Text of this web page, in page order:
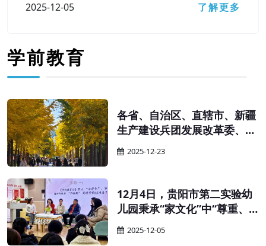
果，获评“2025年度智慧招录较好本科高校”荣誉称
2025-12-05 了解更多
学前教育
各省、自治区、直辖市、新疆
生产建设兵团发展改革委、教
育厅（教委、教育局）、财政
厅（局）：为贯彻落实《中华
好促进学前教育普及普惠安全
优质发展，有效降低人民群众
保育教育成本，完善生育支持
政策体系，经商国家卫生健康
2025-12-23
12月4日，贵阳市第二实验幼
儿园秉承“家文化”中“尊重、
和谐、互助”的核心特质，以
“科学幼小衔接”为核心，举办
2025-12-05